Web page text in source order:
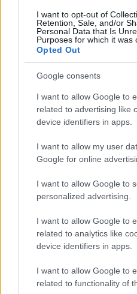
I want to opt-out of
Retention, Sale, and/or
Personal Data that Is
Purposes for which it was
Opted Out
Google consents
I want to allow Google to
related to advertising like
device identifiers in apps.
I want to allow my user
Google for online
I want to allow Google to
personalized advertising.
I want to allow Google to
related to analytics like
device identifiers in apps.
I want to allow Google to
related to functionality of